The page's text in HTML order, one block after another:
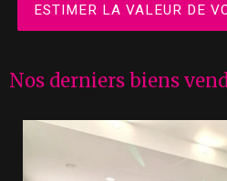
ESTIMER LA VALEUR DE
Nos derniers biens